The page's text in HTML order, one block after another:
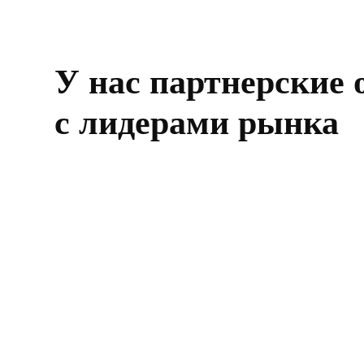
У нас партнерские
с лидерами рынка